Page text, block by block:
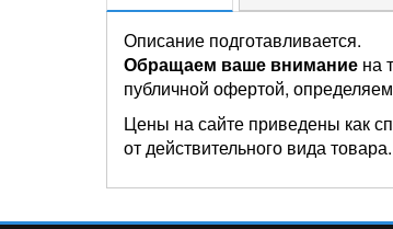
Описание подготавливается.
Обращаем ваше внимание на
публичной офертой,
Цены на сайте приведены как
от действительного вида